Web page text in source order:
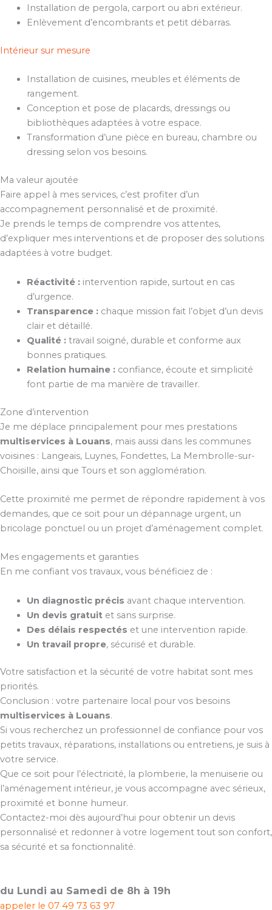
Installation de pergola, carport ou abri extérieur.
Enlèvement d’encombrants et petit débarras.
Intérieur sur mesure
Installation de cuisines, meubles et éléments de
rangement.
Conception et pose de placards, dressings ou
bibliothèques adaptées à votre espace.
Transformation d’une pièce en bureau, chambre ou
dressing selon vos besoins.
Ma valeur ajoutée
Faire appel à mes services, c’est profiter d’un
accompagnement personnalisé et de proximité.
Je prends le temps de comprendre vos attentes,
d’expliquer mes interventions et de proposer des solutions
adaptées à votre budget.
Réactivité :intervention rapide, surtout en cas
d’urgence.
Transparence :chaque mission fait l’objet d’un devis
clair et détaillé.
Qualité :travail soigné, durable et conforme aux
bonnes pratiques.
Relation humaine :confiance, écoute et simplicité
font partie de ma manière de travailler.
Zone d’intervention
Je me déplace principalement pour mes prestations
multiservices à Louans, mais aussi dans les communes
voisines : Langeais, Luynes, Fondettes, La Membrolle-sur-
Choisille, ainsi que Tours et son agglomération.
Cette proximité me permet de répondre rapidement à vos
demandes, que ce soit pour un dépannage urgent, un
bricolage ponctuel ou un projet d’aménagement complet.
Mes engagements et garanties
En me confiant vos travaux, vous bénéficiez de :
Un diagnostic précis avant chaque intervention.
Un devis gratuitet sans surprise.
Des délais respectés et une intervention rapide.
Un travail propre, sécurisé et durable.
Votre satisfaction et la sécurité de votre habitat sont mes
priorités.
Conclusion : votre partenaire local pour vos besoins
multiservices à Louans.
Si vous recherchez un professionnel de confiance pour vos
petits travaux, réparations, installations ou entretiens, je suis à
votre service.
Que ce soit pour l’électricité, la plomberie, la menuiserie ou
l’aménagement intérieur, je vous accompagne avec sérieux,
proximité et bonne humeur.
Contactez-moi dès aujourd’hui pour obtenir un devis
personnalisé et redonner à votre logement tout son confort,
sa sécurité et sa fonctionnalité.
du Lundi au Samedi de 8h à 19h
appeler le 07 49 73 63 97